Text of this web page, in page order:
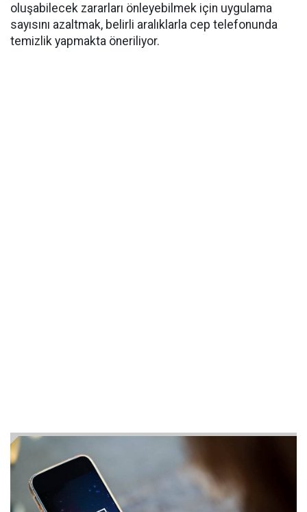
oluşabilecek zararları önleyebilmek için uygulama
sayısını azaltmak, belirli aralıklarla cep telefonunda
temizlik yapmakta öneriliyor.